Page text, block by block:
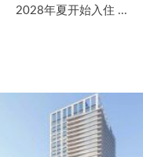
2028年夏开始入住 ...